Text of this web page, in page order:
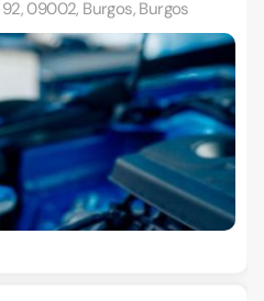
09002, Burgos, Burgos